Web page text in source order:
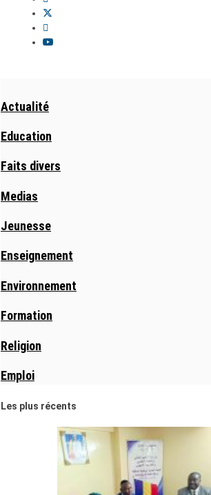
Actualité
Education
Faits divers
Medias
Jeunesse
Enseignement
Environnement
Formation
Religion
Emploi
Les plus récents